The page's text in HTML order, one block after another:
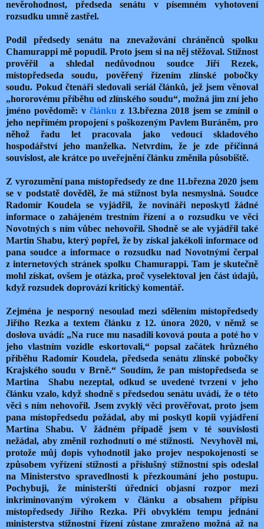
nevěrohodnost, předseda senátu v písemném vyhotovení
rozsudku umně zastřel.
Podíl předsedy senátu na znevažování chráněnců spolku
Chamurappi mě popudil. Proto jsem si na něj stěžoval. Stížnost
prověřil a shledal nedůvodnou soudce Jiří Rezek,
místopředseda soudu, pověřený řízením zlínské pobočky
soudu. Pokud čtenáři sledovali seriál článků, jež jsem věnoval
„hororovému příběhu od zlínského soudu“, možná jim zní jeho
jméno povědomě: v článku z 13.března 2018 jsem se zmínil o
jeho nepřímém propojení s poškozeným Pavlem Buráněm, pro
něhož řadu let pracovala jako vedoucí skladového
hospodářství jeho manželka. Netvrdím, že je zde příčinná
souvislost, ale krátce po uveřejnění článku změnila působiště.
Z vyrozumění pana místopředsedy ze dne 11.března 2020 jsem
se v podstatě dověděl, že má stížnost byla nesmyslná. Soudce
Radomír Koudela se vyjádřil, že novináři neposkytl žádné
informace o zahájeném trestním řízení a o rozsudku ve věci
Novotných s ním vůbec nehovořil. Shodně se ale vyjádřil také
Martin Shabu, který popřel, že by získal jakékoli informace od
pana soudce a informace o rozsudku nad Novotnými čerpal
z internetových stránek spolku Chamurappi. Tam je skutečně
mohl získat, ovšem je otázka, proč vyselektoval jen část údajů,
když rozsudek doprovází kritický komentář.
Zejména je nesporný nesoulad mezi sdělením místopředsedy
Jiřího Rezka a textem článku z 12. února 2020, v němž se
doslova uvádí: „Na ruce mu nasadili kovová pouta a poté ho v
jeho vlastním vozidle eskortovali,“ popsal začátek hrůzného
příběhu Radomír Koudela, předseda senátu zlínské pobočky
Krajského soudu v Brně.“ Soudím, že pan místopředseda se
Martina
Shabu nezeptal, odkud se uvedené tvrzení v jeho
článku vzalo, když shodně s předsedou senátu uvádí, že o této
věci s ním nehovořil. Jsem zvyklý věci prověřovat, proto jsem
pana místopředsedu požádal, aby mi poskytl kopii vyjádření
Martina Shabu. V žádném případě jsem v té souvislosti
nežádal, aby změnil rozhodnutí o mé stížnosti.
Nevyhověl mi,
protože můj dopis vyhodnotil jako projev nespokojenosti se
způsobem vyřízení stížnosti a příslušný stížnostní spis odeslal
na Ministerstvo spravedlnosti k přezkoumání jeho postupu.
Pochybuji, že ministerští úředníci objasní rozpor mezi
inkriminovaným výrokem v článku a obsahem přípisu
místopředsedy Jiřího Rezka. Při obvyklém tempu jednání
ministerstva stížnostní řízení zůstane zmraženo možná až na